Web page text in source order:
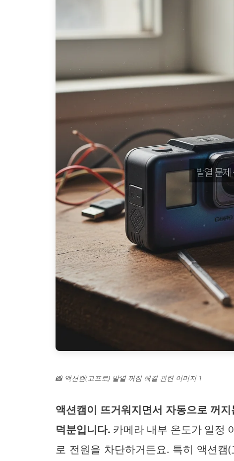
📸 액션캠(고프로) 발열 꺼짐 해결 관련 이미지 1
액션캠이 뜨거워지면서 자동으로 꺼
덕분입니다. 카메라 내부 온도가 일정
로 전원을 차단하거든요. 특히 액션캠